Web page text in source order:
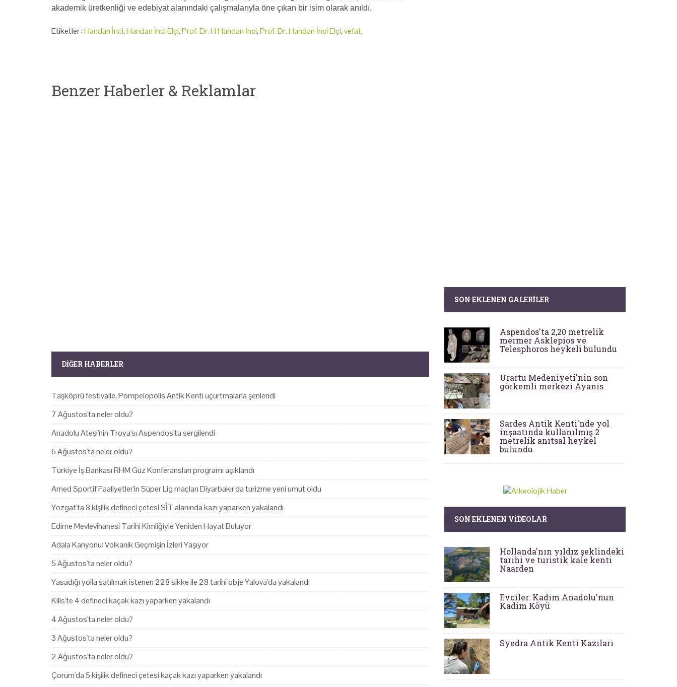
akademik üretkenliği ve edebiyat alanındaki çalışmalarıyla öne çıkan bir isim olarak anıldı.
Etiketler :Handan İnci,Handan İnci Elçi,Prof. Dr. H Handan İnci,Prof. Dr. Handan İnci Elçi,vefat,
Benzer Haberler & Reklamlar
DIĞER HABERLER
Taşköprü festivalle, Pompeiopolis Antik Kenti uçurtmalarla şenlendi
7 Ağustos'ta neler oldu?
Anadolu Ateşi'nin Troya'sı Aspendos'ta sergilendi
6 Ağustos'ta neler oldu?
Türkiye İş Bankası RHM Güz Konferansları programı açıklandı
Amed Sportif Faaliyetler'in Süper Lig maçları Diyarbakır'da turizme yeni umut oldu
Yozgat'ta 8 kişilik defineci çetesi SİT alanında kazı yaparken yakalandı
Edirne Mevlevihanesi Tarihi Kimliğiyle Yeniden Hayat Buluyor
Adala Kanyonu: Volkanik Geçmişin İzleri Yaşıyor
5 Ağustos'ta neler oldu?
Yasadığı yolla satılmak istenen 228 sikke ile 28 tarihi obje Yalova'da yakalandı
Kilis'te 4 defineci kaçak kazı yaparken yakalandı
4 Ağustos'ta neler oldu?
3 Ağustos'ta neler oldu?
2 Ağustos'ta neler oldu?
Çorum'da 5 kişilik defineci çetesi kaçak kazı yaparken yakalandı
SON EKLENEN GALERILER
Aspendos'ta 2,20 metrelik
mermer Asklepios ve
Telesphoros heykeli bulundu
Urartu Medeniyeti'nin son
görkemli merkezi Ayanis
Sardes Antik Kenti'nde yol
inşaatında kullanılmış 2
metrelik anıtsal heykel
bulundu
SON EKLENEN VIDEOLAR
Hollanda'nın yıldız şeklindeki
tarihi ve turistik kale kenti
Naarden
Evciler: Kadim Anadolu'nun
Kadim Köyü
Syedra Antik Kenti Kazıları